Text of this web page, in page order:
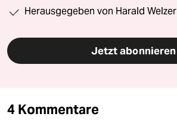
Herausgegeben von Harald Welzer
Jetzt abonnieren
4 Kommentare